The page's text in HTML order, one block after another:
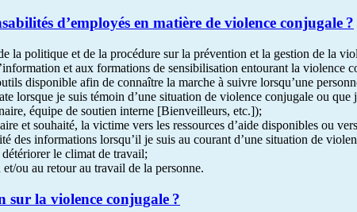
d’employés en matière de violence conjugale ?
la politique et de la procédure sur la prévention et la gestion de la
et aux formations de sensibilisation entourant la violence
disponible afin de connaître la marche à suivre lorsqu’une
lorsque je suis témoin d’une situation de violence conjugale ou
équipe de soutien interne [Bienveilleurs, etc.]);
et souhaité, la victime vers les ressources d’aide disponibles ou
des informations lorsqu’il je suis au courant d’une situation de
le climat de travail;
ou au retour au travail de la personne.
sur la violence conjugale ?